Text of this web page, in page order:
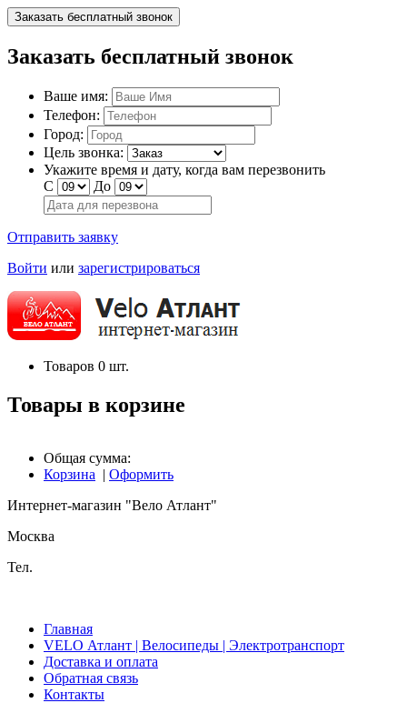
Заказать бесплатный звонок
Заказать бесплатный звонок
Ваше имя:
Телефон:
Город:
Цель звонка:
Укажите время и дату, когда вам перезвонить
С
До
Отправить заявку
Войти или зарегистрироваться
Товаров 0 шт.
Товары в корзине
Общая сумма:
Корзина | Оформить
Интернет-магазин "Вело Атлант"
Москва
Тел.
Главная
VELO Атлант | Велосипеды | Электротранспорт
Доставка и оплата
Обратная связь
Контакты